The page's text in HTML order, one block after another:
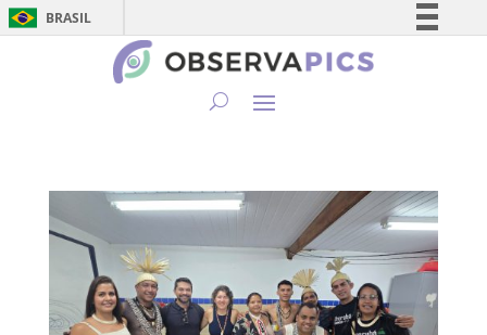
BRASIL
Simplifique!
Canais